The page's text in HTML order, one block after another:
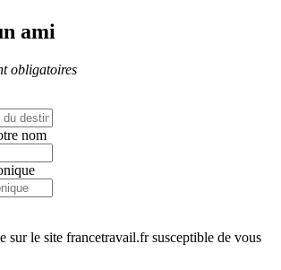
ami
obligatoires
nom
sur le site francetravail.fr susceptible de vous